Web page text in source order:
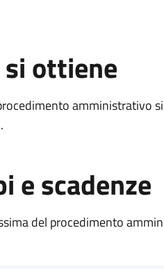
si ottiene
amministrativo
e scadenze
del procedimento